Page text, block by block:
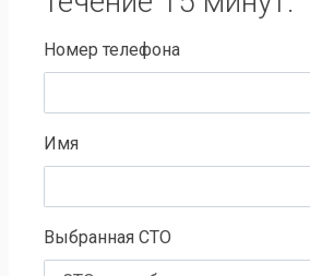
Номер телефона
Имя
Выбранная СТО